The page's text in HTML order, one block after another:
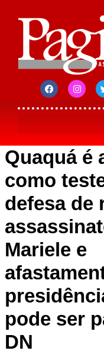
Quaquá é
como
defesa de
Mariele e
pode ser
DN